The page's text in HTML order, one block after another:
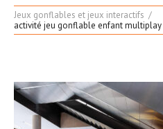
Jeux gonflables et jeux interactifs
activité jeu gonflable enfant